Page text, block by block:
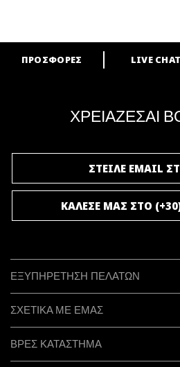
ARE YOU A M·A·C LOVER?
ΠΡΟΣΦΟΡΕΣ LIVE CHAT
ΧΡΕΙΑΖΕΣΑΙ
ΣΤΕΙΛΕ EMAIL
ΚΑΛΕΣΕ ΜΑΣ ΣΤΟ
ΕΞΥΠΗΡΕΤΗΣΗ ΠΕΛΑΤΩΝ
ΣΧΕΤΙΚΑ ΜΕ ΕΜΑΣ
ΒΡΕΣ ΚΑΤΑΣΤΗΜΑ